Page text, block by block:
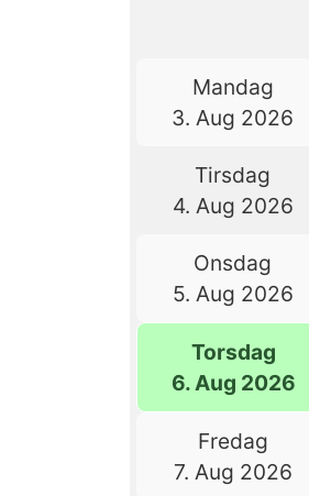
Mandag
3. Aug 2026
Tirsdag
4. Aug 2026
Onsdag
5. Aug 2026
Torsdag
6. Aug 2026
Fredag
7. Aug 2026